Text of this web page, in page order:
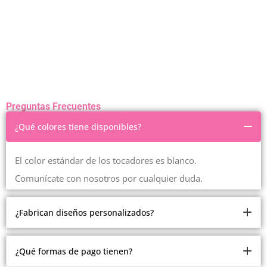
Preguntas Frecuentes
¿Qué colores tiene disponibles?
El color estándar de los tocadores es blanco.
Comunícate con nosotros por cualquier duda.
¿Fabrican diseños personalizados?
Somos fabricantes.
Pero debido a la cantidad de modelos y estilos que
¿Qué formas de pago tienen?